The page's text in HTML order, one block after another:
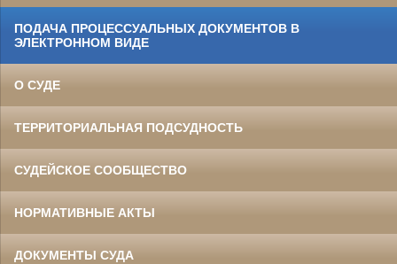
ПОДАЧА ПРОЦЕССУАЛЬНЫХ ДОКУМЕНТОВ В
ЭЛЕКТРОННОМ ВИДЕ
О СУДЕ
ТЕРРИТОРИАЛЬНАЯ ПОДСУДНОСТЬ
СУДЕЙСКОЕ СООБЩЕСТВО
НОРМАТИВНЫЕ АКТЫ
ДОКУМЕНТЫ СУДА